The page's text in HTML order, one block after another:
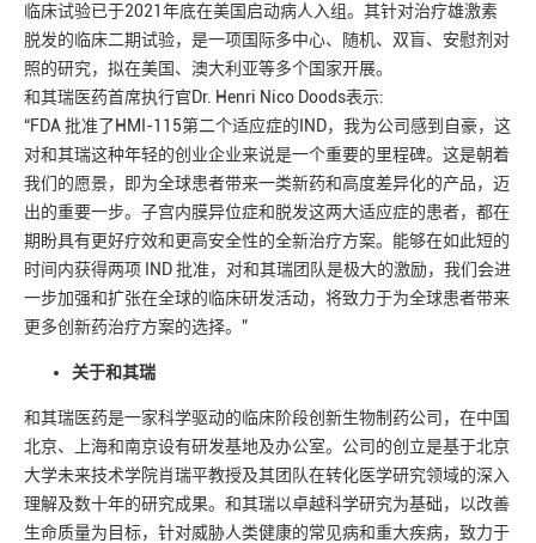
临床试验已于2021年底在美国启动病人入组。其针对治疗雄激素
脱发的临床二期试验，是一项国际多中心、随机、双盲、安慰剂对
照的研究，拟在美国、澳大利亚等多个国家开展。
和其瑞医药首席执行官Dr. Henri Nico Doods表示:
“FDA 批准了HMI-115第二个适应症的IND，我为公司感到自豪，这
对和其瑞这种年轻的创业企业来说是一个重要的里程碑。这是朝着
我们的愿景，即为全球患者带来一类新药和高度差异化的产品，迈
出的重要一步。子宫内膜异位症和脱发这两大适应症的患者，都在
期盼具有更好疗效和更高安全性的全新治疗方案。能够在如此短的
时间内获得两项 IND 批准，对和其瑞团队是极大的激励，我们会进
一步加强和扩张在全球的临床研发活动，将致力于为全球患者带来
更多创新药治疗方案的选择。”
关于和其瑞
和其瑞医药是一家科学驱动的临床阶段创新生物制药公司，在中国
北京、上海和南京设有研发基地及办公室。公司的创立是基于北京
大学未来技术学院肖瑞平教授及其团队在转化医学研究领域的深入
理解及数十年的研究成果。和其瑞以卓越科学研究为基础，以改善
生命质量为目标，针对威胁人类健康的常见病和重大疾病，致力于